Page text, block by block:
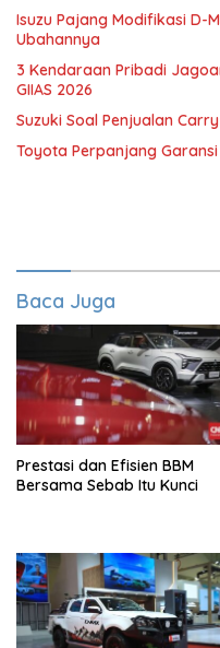
Isuzu Pajang Modifikasi D-
Ubahannya
3 Kendaraan Pribadi
GIIAS 2026
Suzuki Soal Penjualan
Toyota Perpanjang
Baca Juga
Prestasi dan Efisien BBM
Bersama Sebab Itu Kunci